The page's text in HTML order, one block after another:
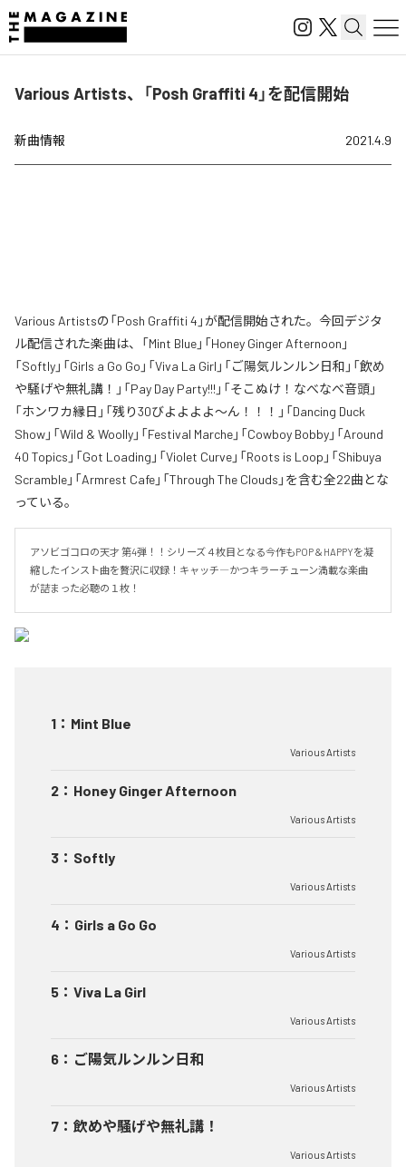
Various Artists、「Posh Graffiti 4」を配信開始
新曲情報 2021.4.9
Various Artistsの「Posh Graffiti 4」が配信開始された。今回デジタ
ル配信された楽曲は、「Mint Blue」「Honey Ginger Afternoon」
「Softly」「Girls a Go Go」「Viva La Girl」「ご陽気ルンルン日和」「飲め
や騒げや無礼講！」「Pay Day Party!!!」「そこぬけ！なべなべ音頭」
「ホンワカ縁日」「残り30びよよよよ〜ん！！！」「Dancing Duck
Show」「Wild & Woolly」「Festival Marche」「Cowboy Bobby」「Around
40 Topics」「Got Loading」「Violet Curve」「Roots is Loop」「Shibuya
Scramble」「Armrest Cafe」「Through The Clouds」を含む全22曲とな
っている。
アソビゴコロの天才 第4弾！！シリーズ４枚目となる今作もPOP＆HAPPYを凝
縮したインスト曲を贅沢に収録！キャッチ―かつキラーチューン満載な楽曲
が詰まった必聴の１枚！
1 ： Mint Blue
Various Artists
2 ： Honey Ginger Afternoon
Various Artists
3 ： Softly
Various Artists
4 ： Girls a Go Go
Various Artists
5 ： Viva La Girl
Various Artists
6 ： ご陽気ルンルン日和
Various Artists
7 ： 飲めや騒げや無礼講！
Various Artists